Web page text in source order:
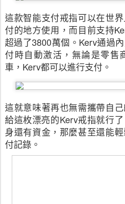
這款智能支付戒指可以在世
付的地方使用，而目前支持
超過了3800萬個。Kerv通過
付時自動激活，無論是零售
車，Kerv都可以進行支付。
這就意味著再也無需攜帶自
給這枚漂亮的Kerv戒指就行
身還有資金，那麼甚至還能
付記錄。